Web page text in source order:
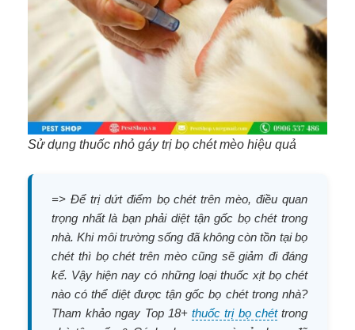
Sử dụng thuốc nhỏ gáy trị bọ chét mèo hiệu quả
=> Để trị dứt điểm bọ chét trên mèo, điều quan
trọng nhất là bạn phải diệt tận gốc bọ chét trong
nhà. Khi môi trường sống đã không còn tồn tại bọ
chét thì bọ chét trên mèo cũng sẽ giảm đi đáng
kể. Vậy hiện nay có những loại thuốc xịt bọ chét
nào có thể diệt được tận gốc bọ chét trong nhà?
Tham khảo ngay Top 18+thuốc trị bọ chéttrong